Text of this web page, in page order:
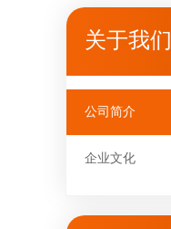
关于我们
公司简介
企业文化